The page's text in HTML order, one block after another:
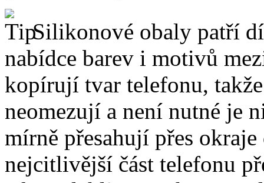
Silikonové obaly patří
nabídce barev i motivů
kopírují tvar telefonu,
neomezují a není nutné je
mírně přesahují přes
nejcitlivější část telefonu